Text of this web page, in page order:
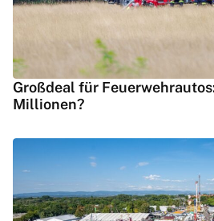
Großdeal für
Millionen?